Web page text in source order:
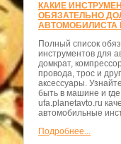
КАКИЕ
ОБЯЗАТЕЛЬНО
АВТОМОБИЛИСТА
Полный список
инструментов для
домкрат,
провода, трос и
аксессуары.
быть в машине и где
ufa.planetavto.ru
автомобильные
Подробнее...